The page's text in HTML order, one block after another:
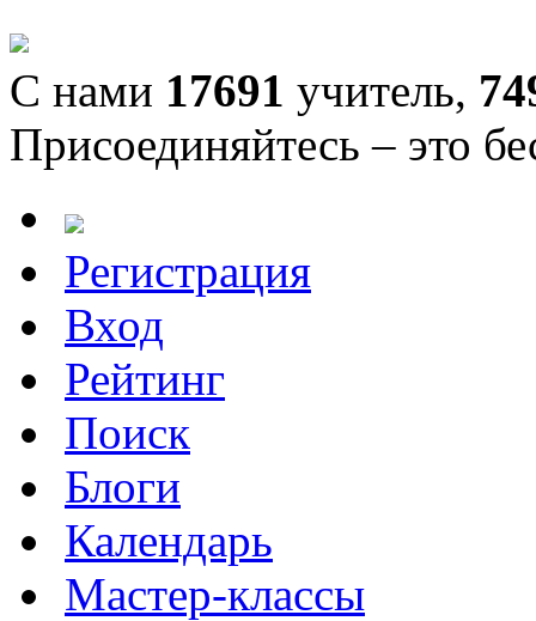
С нами 17691 учитель,
Присоединяйтесь – это
Регистрация
Вход
Рейтинг
Поиск
Блоги
Календарь
Мастер-классы